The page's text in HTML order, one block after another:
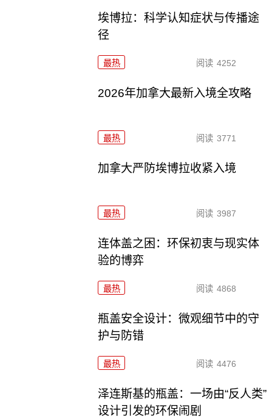
埃博拉：科学认知症状与传播途
径
最热 阅读 4252
2026年加拿大最新入境全攻略
最热 阅读 3771
加拿大严防埃博拉收紧入境
最热 阅读 3987
连体盖之困：环保初衷与现实体
验的博弈
最热 阅读 4868
瓶盖安全设计：微观细节中的守
护与防错
最热 阅读 4476
泽连斯基的瓶盖：一场由“反人类”
设计引发的环保闹剧